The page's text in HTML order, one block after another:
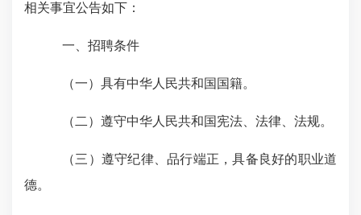
相关事宜公告如下：
一、招聘条件
（一）具有中华人民共和国国籍。
（二）遵守中华人民共和国宪法、法律、法规。
（三）遵守纪律、品行端正，具备良好的职业道
德。